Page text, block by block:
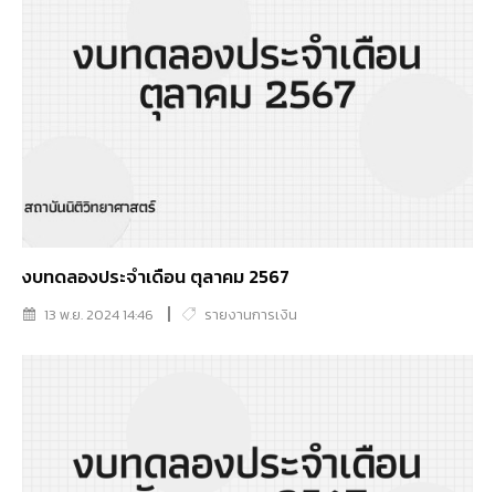
งบทดลองประจำเดือน ตุลาคม 2567
13 พ.ย. 2024 14:46 รายงานการเงิน